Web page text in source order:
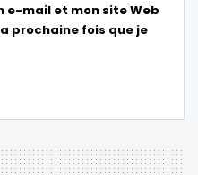
e-mail et mon site Web
prochaine fois que je